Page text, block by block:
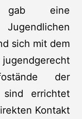
gab eine
sich mit dem
der
sind errichtet
Kontakt